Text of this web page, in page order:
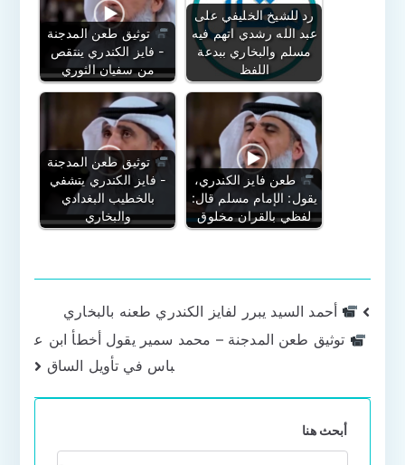
توثيق طعن المدجنة
- فايز الكندري ينتقص
من سفيان الثوري
رد للشيخ الخليفي على
عبد الله رشدي اتهم فيه
مسلم والبخاري ببدعة
اللفظ
توثيق طعن المدجنة
- فايز الكندري يتشفي
بالخطيب البغدادي
والبخاري
طعن فايز الكندري،
يقول: الإمام مسلم قال:
لفظي بالقران مخلوق
تصفّح
المقالات
أحمد السيد يبرر لفايز الكندري طعنه بالبخاري
توثيق طعن المدجنة – محمد سمير يقول أخطأ ابن ع
باس في تأويل الساق
أبحث هنا